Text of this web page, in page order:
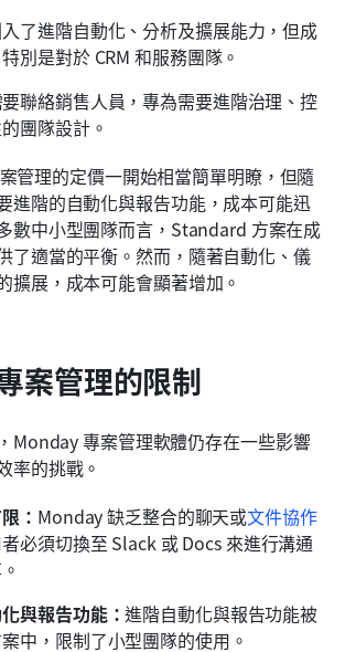
了進階自動化、分析及擴展能力，但成
別是對於 CRM 和服務團隊。
聯絡銷售人員，專為需要進階治理、控
團隊設計。
管理的定價一開始相當簡單明瞭，但隨
進階的自動化與報告功能，成本可能迅
數中小型團隊而言，Standard 方案在成
了適當的平衡。然而，隨著自動化、儀
擴展，成本可能會顯著增加。
案管理的限制
Monday 專案管理軟體仍存在一些影響
率的挑戰。
： Monday 缺乏整合的聊天或文件協作
必須切換至 Slack 或 Docs 來進行溝通
與報告功能：進階自動化與報告功能被
中，限制了小型團隊的使用。